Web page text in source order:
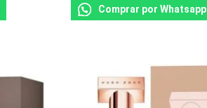
Comprar por Whatsapp